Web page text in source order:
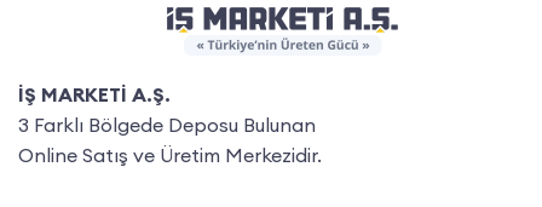
İŞ MARKETİ A.Ş.
3 Farklı Bölgede Deposu Bulunan
Online Satış ve Üretim Merkezidir.